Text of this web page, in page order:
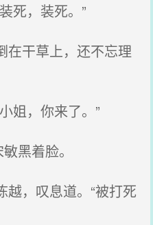
死，装死。”
干草上，还不忘理
姐，你来了。”
黑着脸。
，叹息道。“被打死